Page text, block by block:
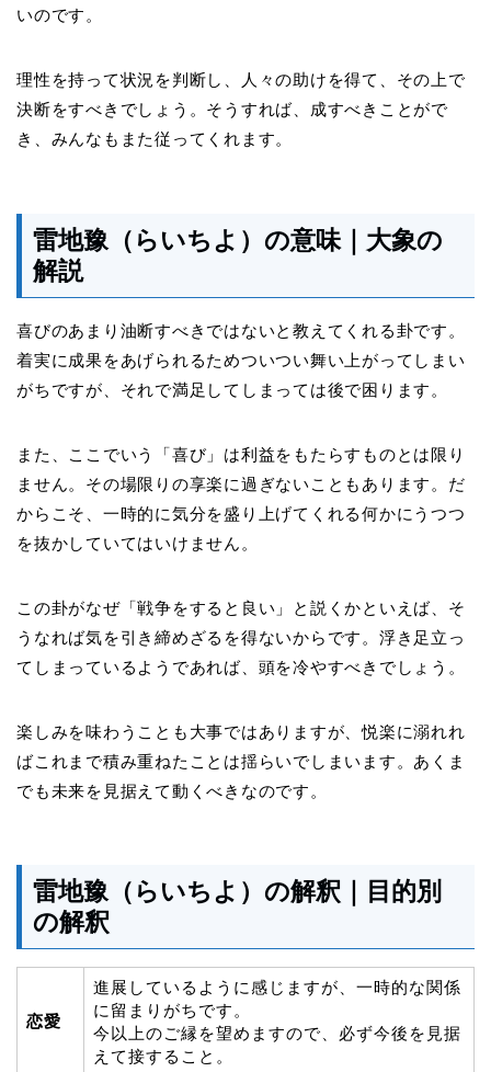
いのです。
理性を持って状況を判断し、人々の助けを得て、その上で
決断をすべきでしょう。そうすれば、成すべきことがで
き、みんなもまた従ってくれます。
雷地豫（らいちよ）の意味｜大象の
解説
喜びのあまり油断すべきではないと教えてくれる卦です。
着実に成果をあげられるためついつい舞い上がってしまい
がちですが、それで満足してしまっては後で困ります。
また、ここでいう「喜び」は利益をもたらすものとは限り
ません。その場限りの享楽に過ぎないこともあります。だ
からこそ、一時的に気分を盛り上げてくれる何かにうつつ
を抜かしていてはいけません。
この卦がなぜ「戦争をすると良い」と説くかといえば、そ
うなれば気を引き締めざるを得ないからです。浮き足立っ
てしまっているようであれば、頭を冷やすべきでしょう。
楽しみを味わうことも大事ではありますが、悦楽に溺れれ
ばこれまで積み重ねたことは揺らいでしまいます。あくま
でも未来を見据えて動くべきなのです。
雷地豫（らいちよ）の解釈｜目的別
の解釈
恋愛
進展しているように感じますが、一時的な関係
に留まりがちです。
今以上のご縁を望めますので、必ず今後を見据
えて接すること。